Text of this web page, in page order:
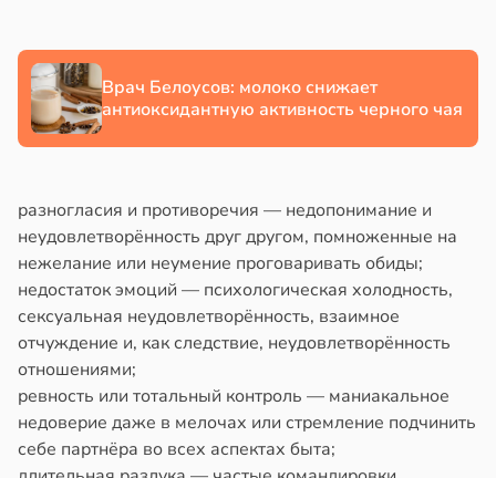
Врач Белоусов: молоко снижает
антиоксидантную активность черного чая
разногласия и противоречия — недопонимание и
неудовлетворённость друг другом, помноженные на
нежелание или неумение проговаривать обиды;
недостаток эмоций — психологическая холодность,
сексуальная неудовлетворённость, взаимное
отчуждение и, как следствие, неудовлетворённость
отношениями;
ревность или тотальный контроль — маниакальное
недоверие даже в мелочах или стремление подчинить
себе партнёра во всех аспектах быта;